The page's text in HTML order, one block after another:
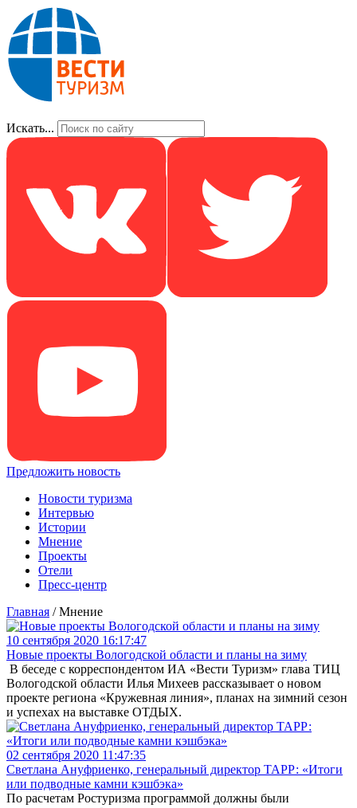
Искать...
Предложить новость
Новости туризма
Интервью
Истории
Мнение
Проекты
Отели
Пресс-центр
Главная /Мнение
10 сентября 2020 16:17:47
Новые проекты Вологодской области и планы на зиму
В беседе с корреспондентом ИА «Вести Туризм» глава ТИЦ
Вологодской области Илья Михеев рассказывает о новом
проекте региона «Кружевная линия», планах на зимний сезон
и успехах на выставке ОТДЫХ.
02 сентября 2020 11:47:35
Светлана Ануфриенко, генеральный директор ТАРР: «Итоги
или подводные камни кэшбэка»
По расчетам Ростуризма программой должны были